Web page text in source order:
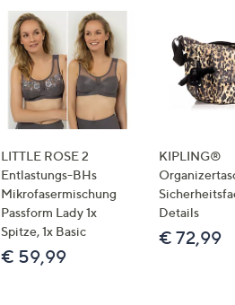
LITTLE ROSE 2
Entlastungs-BHs
Mikrofasermischung
Passform Lady 1x
Spitze, 1x Basic
€ 59,99
KIPLING®
Details
€ 72,99